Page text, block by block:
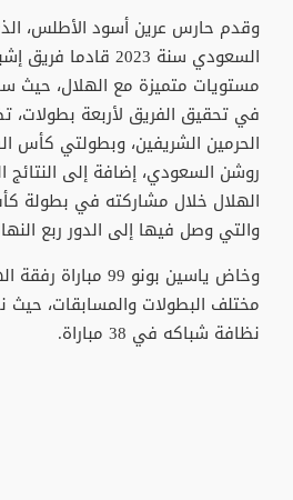
وقدم حارس عرين أسود الأطلس،
السعودي سنة 2023
مستويات متميزة مع الهلال، حيث
في تحقيق الفريق لأربعة
الحرمين الشريفين، وبطولتي كأس
روشن السعودي، إضافة إلى النتائج
والتي وصل فيها إلى الدور ربع
وخاض ياسين بونو 99
مختلف البطولات والمسابقات،
نظافة شباكه في 38 مباراة.